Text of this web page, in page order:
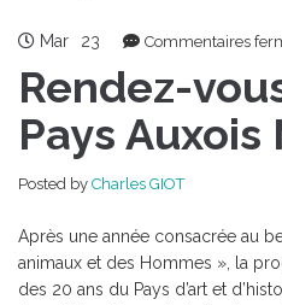
Mar 23 Commentaires
Rendez-
Pays Auxois
Posted by Charles GIOT
Après une année consacrée au
animaux et des Hommes », la
des 20 ans du Pays d’art et